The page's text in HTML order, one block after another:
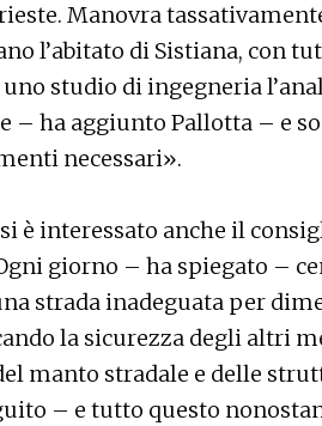
Manovra
l’abitato di Sistiana, con
studio di ingegneria
– ha aggiunto Pallotta – e
necessari».
è interessato anche il
giorno – ha spiegato –
strada inadeguata per
la sicurezza degli altri
manto stradale e delle
– e tutto questo